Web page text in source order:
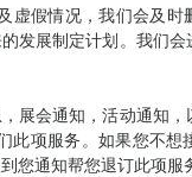
虚假情况，我们会及时
发展制定计划。我们
展会通知，活动通知
此项服务。如果您不想
您通知帮您退订此项服